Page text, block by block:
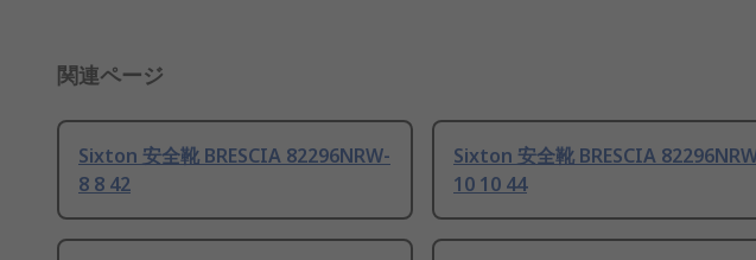
関連ページ
Sixton 安全靴 BRESCIA 82296NRW-
8 8 42
Sixton 安全靴 BRESCIA
10 10 44